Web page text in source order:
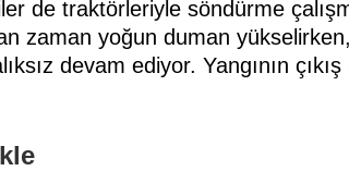
de traktörleriyle söndürme
zaman yoğun duman
devam ediyor. Yangının